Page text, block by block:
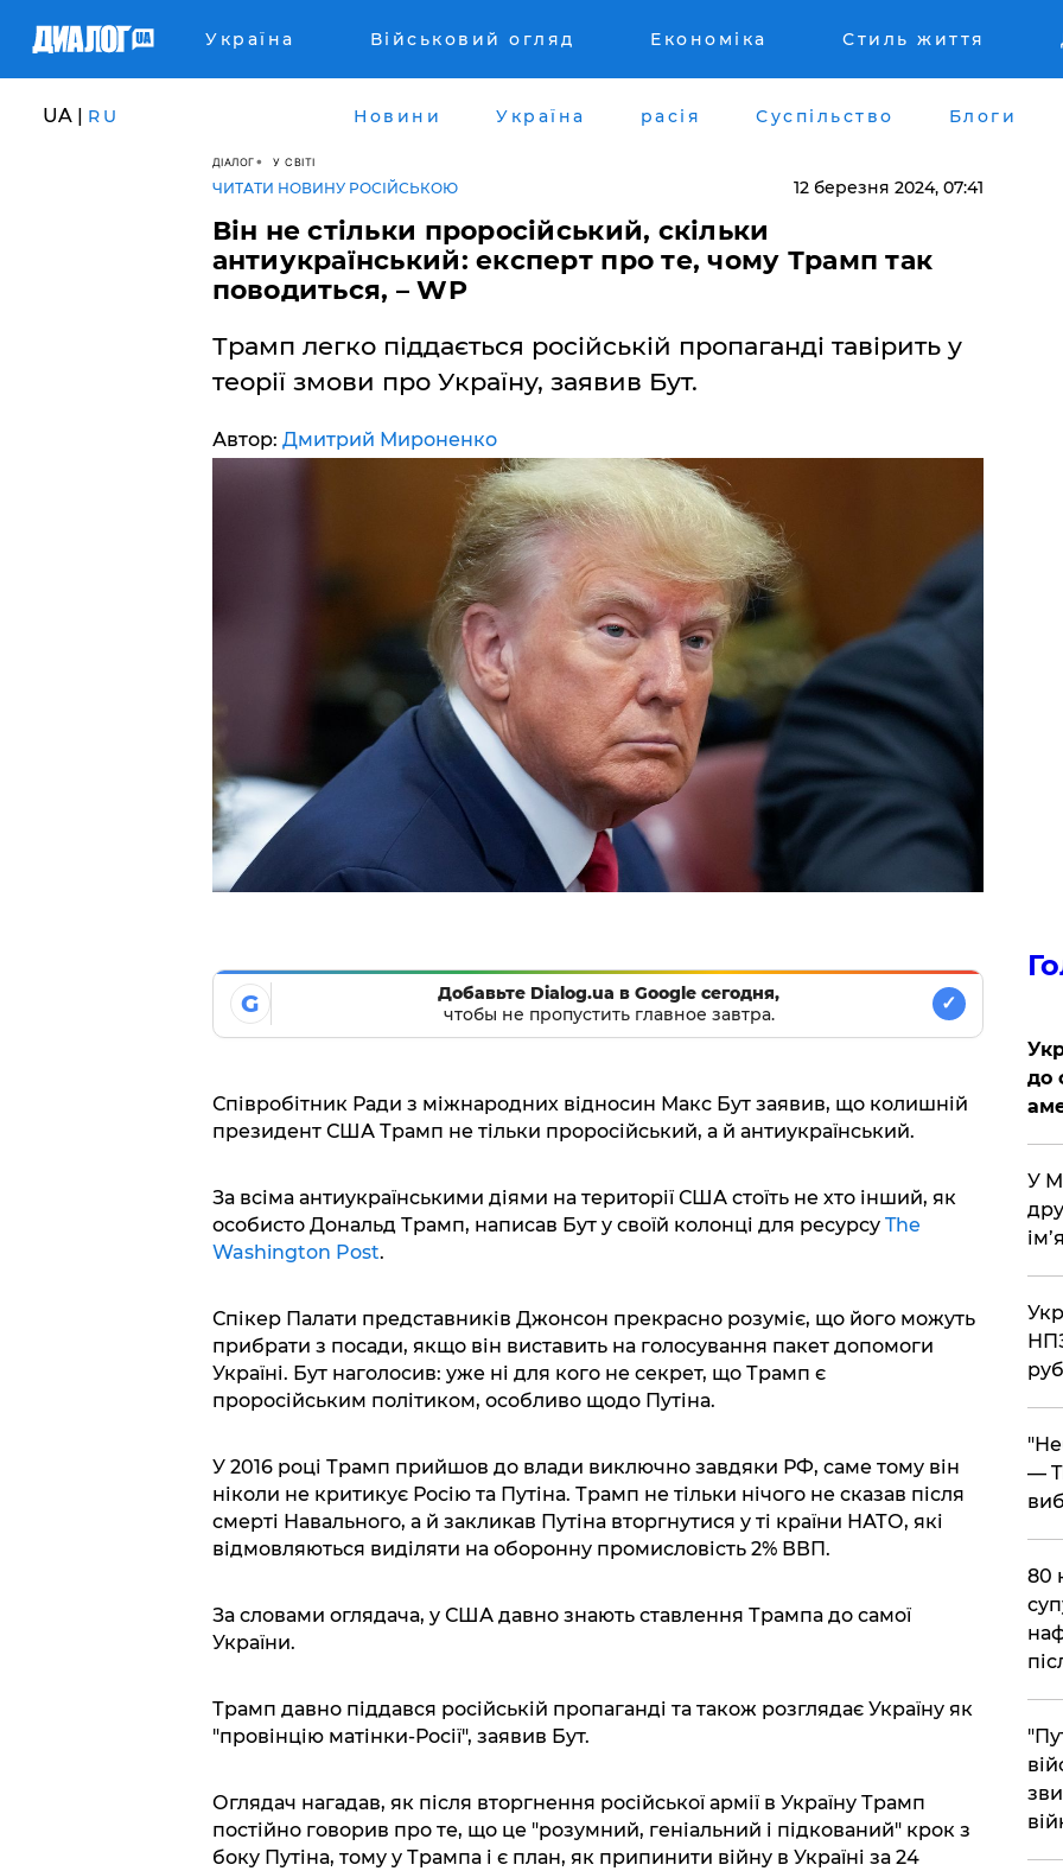
Україна Військовий огляд Економіка Стиль життя
UA | RU Новини Україна расія Суспільство Блоги
ДІАЛОГ У СВІТІ
ЧИТАТИ НОВИНУ РОСІЙСЬКОЮ 12 березня 2024, 07:41
Він не стільки проросійський, скільки
антиукраїнський: експерт про те, чому Трамп так
поводиться, – WP
Трамп легко піддається російській пропаганді тавірить у
теорії змови про Україну, заявив Бут.
Автор: Дмитрий Мироненко
G
Добавьте Dialog.ua в Google сегодня,
чтобы не пропустить главное завтра.
✓
Співробітник Ради з міжнародних відносин Макс Бут заявив, що колишній
президент США Трамп не тільки проросійський, а й антиукраїнський.
За всіма антиукраїнськими діями на території США стоїть не хто інший, як
особисто Дональд Трамп, написав Бут у своїй колонці для ресурсу The
Washington Post.
Спікер Палати представників Джонсон прекрасно розуміє, що його можуть
прибрати з посади, якщо він виставить на голосування пакет допомоги
Україні. Бут наголосив: уже ні для кого не секрет, що Трамп є
проросійським політиком, особливо щодо Путіна.
У 2016 році Трамп прийшов до влади виключно завдяки РФ, саме тому він
ніколи не критикує Росію та Путіна. Трамп не тільки нічого не сказав після
смерті Навального, а й закликав Путіна вторгнутися у ті країни НАТО, які
відмовляються виділяти на оборонну промисловість 2% ВВП.
За словами оглядача, у США давно знають ставлення Трампа до самої
України.
Трамп давно піддався російській пропаганді та також розглядає Україну як
"провінцію матінки-Росії", заявив Бут.
Оглядач нагадав, як після вторгнення російської армії в Україну Трамп
постійно говорив про те, що це "розумний, геніальний і підкований" крок з
боку Путіна, тому у Трампа і є план, як припинити війну в Україні за 24
до
​У
ім’я
—
​80